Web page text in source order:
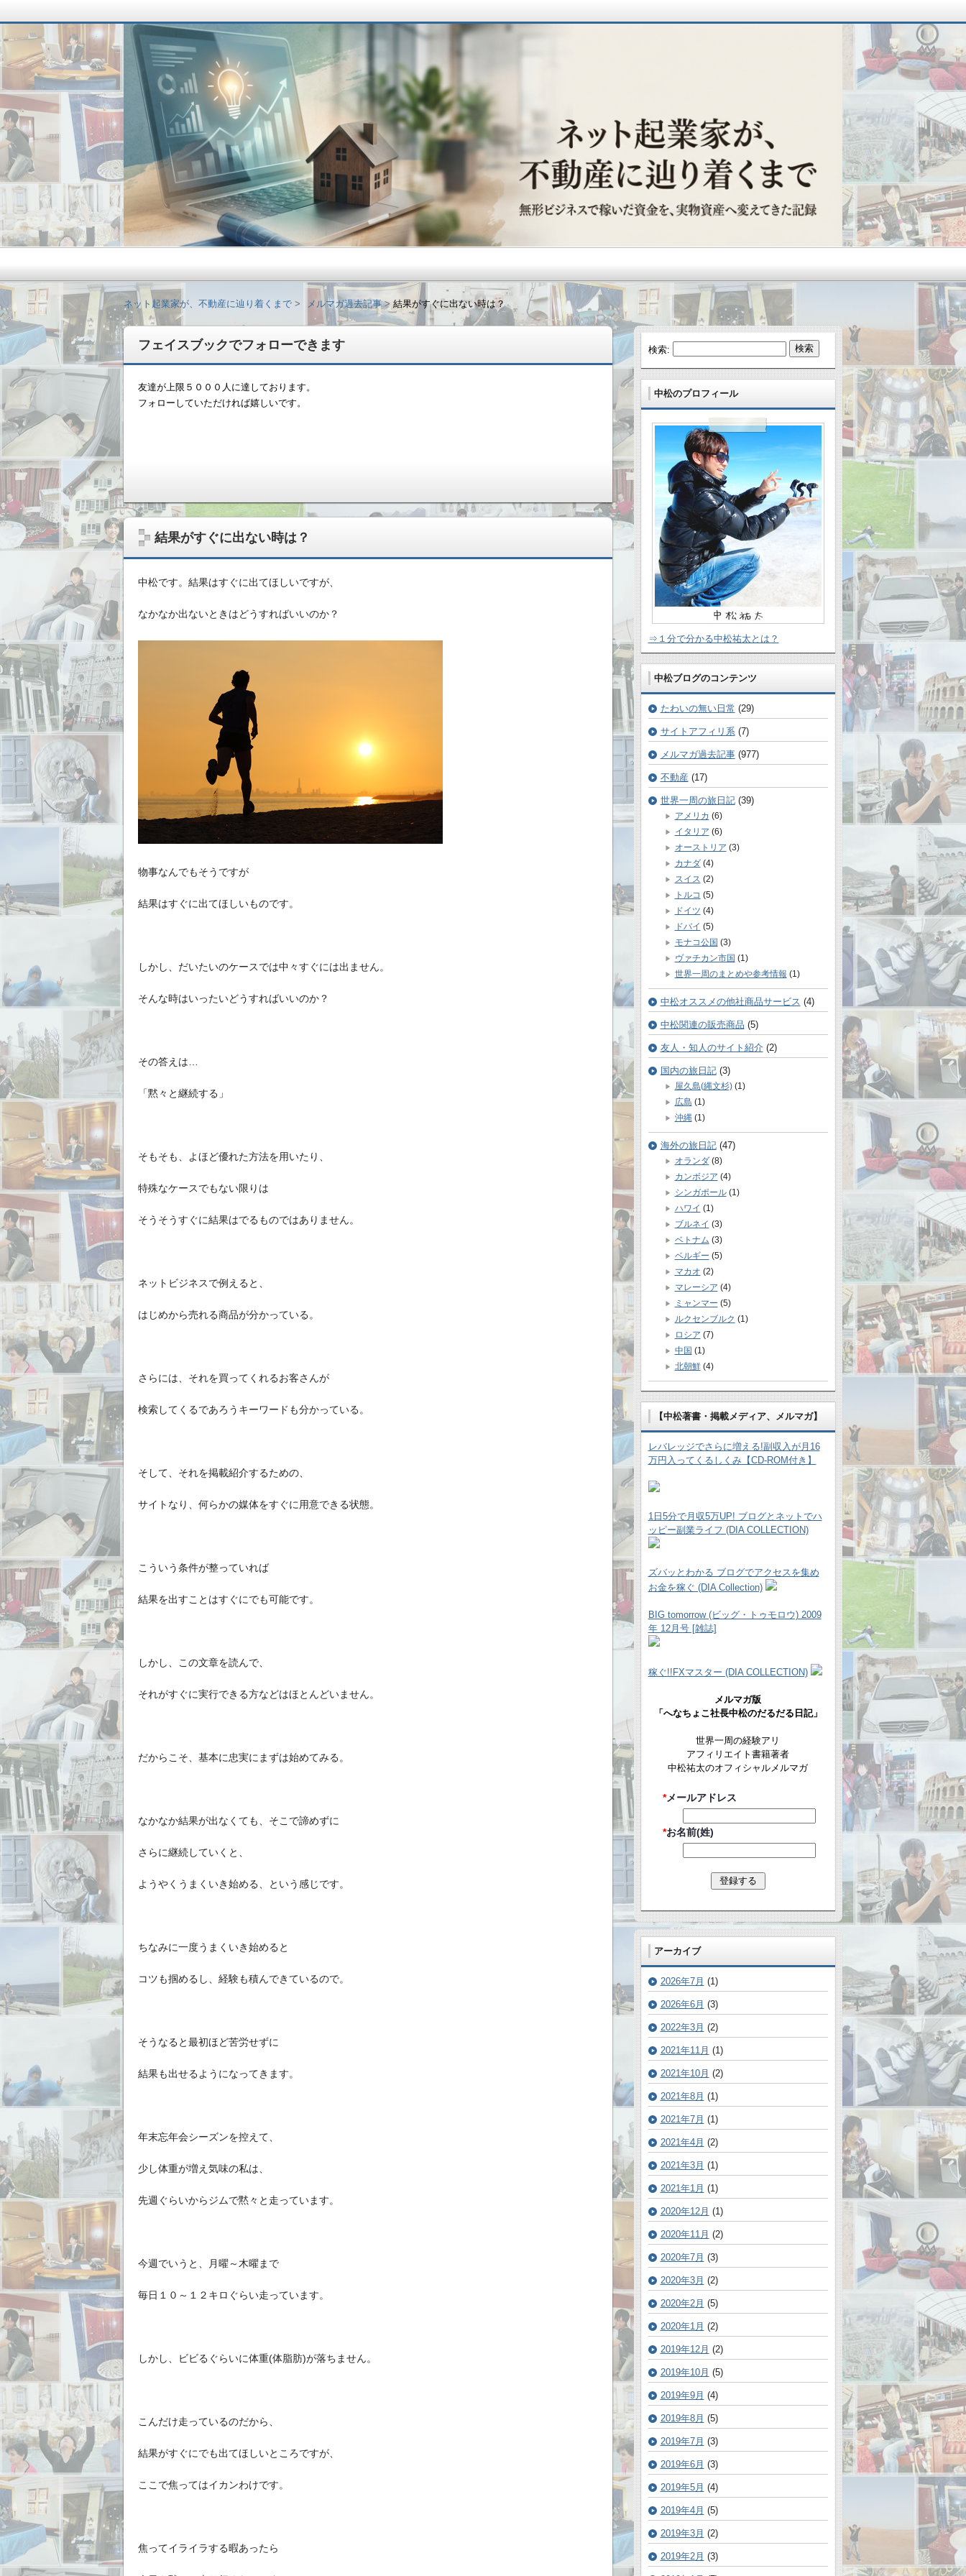
フェイスブックでフォローできます
友達が上限５０００人に達しております。
フォローしていただければ嬉しいです。
結果がすぐに出ない時は？
中松です。結果はすぐに出てほしいですが、
なかなか出ないときはどうすればいいのか？
物事なんでもそうですが
結果はすぐに出てほしいものです。
しかし、だいたいのケースでは中々すぐには出ません。
そんな時はいったいどうすればいいのか？
その答えは…
「黙々と継続する」
そもそも、よほど優れた方法を用いたり、
特殊なケースでもない限りは
そうそうすぐに結果はでるものではありません。
ネットビジネスで例えると、
はじめから売れる商品が分かっている。
さらには、それを買ってくれるお客さんが
検索してくるであろうキーワードも分かっている。
そして、それを掲載紹介するための、
サイトなり、何らかの媒体をすぐに用意できる状態。
こういう条件が整っていれば
結果を出すことはすぐにでも可能です。
しかし、この文章を読んで、
それがすぐに実行できる方などはほとんどいません。
だからこそ、基本に忠実にまずは始めてみる。
なかなか結果が出なくても、そこで諦めずに
さらに継続していくと、
ようやくうまくいき始める、という感じです。
ちなみに一度うまくいき始めると
コツも掴めるし、経験も積んできているので。
そうなると最初ほど苦労せずに
結果も出せるようになってきます。
年末忘年会シーズンを控えて、
少し体重が増え気味の私は、
先週ぐらいからジムで黙々と走っています。
今週でいうと、月曜～木曜まで
毎日１０～１２キロぐらい走っています。
しかし、ビビるぐらいに体重(体脂肪)が落ちません。
こんだけ走っているのだから、
結果がすぐにでも出てほしいところですが、
ここで焦ってはイカンわけです。
焦ってイライラする暇あったら
検索:
中松のプロフィール
⇒１分で分かる中松祐太とは？
中松ブログのコンテンツ
たわいの無い日常 (29)
サイトアフィリ系(7)
メルマガ過去記事(977)
不動産 (17)
世界一周の旅日記(39)
アメリカ (6)
イタリア (6)
オーストリア (3)
カナダ(4)
スイス (2)
トルコ (5)
ドイツ (4)
ドバイ (5)
モナコ公国 (3)
ヴァチカン市国 (1)
世界一周のまとめや参考情報 (1)
中松オススメの他社商品サービス (4)
中松関連の販売商品 (5)
友人・知人のサイト紹介(2)
国内の旅日記(3)
屋久島(縄文杉)(1)
広島 (1)
沖縄(1)
海外の旅日記(47)
オランダ(8)
カンボジア (4)
シンガポール(1)
ハワイ (1)
ブルネイ (3)
ベトナム (3)
ベルギー (5)
マカオ (2)
マレーシア (4)
ミャンマー (5)
ルクセンブルク (1)
ロシア (7)
中国 (1)
北朝鮮(4)
【中松著書・掲載メディア、メルマガ】
レバレッジでさらに増える!副収入が月16
万円入ってくるしくみ【CD-ROM付き】
1日5分で月収5万UP! ブログとネットでハ
ッピー副業ライフ (DIA COLLECTION)
ズバッとわかる ブログでアクセスを集め
お金を稼ぐ (DIA Collection)
BIG tomorrow (ビッグ・トゥモロウ) 2009
年 12月号 [雑誌]
稼ぐ!!FXマスター (DIA COLLECTION)
メルマガ版
「へなちょこ社長中松のだるだる日記」
世界一周の経験アリ
アフィリエイト書籍著者
中松祐太のオフィシャルメルマガ
*メールアドレス
*お名前(姓)
アーカイブ
2026年7月 (1)
2026年6月 (3)
2022年3月 (2)
2021年11月 (1)
2021年10月 (2)
2021年8月 (1)
2021年7月 (1)
2021年4月 (2)
2021年3月 (1)
2021年1月 (1)
2020年12月 (1)
2020年11月 (2)
2020年7月 (3)
2020年3月 (2)
2020年2月 (5)
2020年1月 (2)
2019年12月 (2)
2019年10月 (5)
2019年9月 (4)
2019年8月 (5)
2019年7月 (3)
2019年6月 (3)
2019年5月 (4)
2019年4月 (5)
2019年3月 (2)
2019年2月 (3)
ネット起業家が、不動産に辿り着くまで メルマガ過去記事 結果がすぐに出ない時は？
ネット起業家が、不動産に辿り着くまで
無形ビジネスで稼いだ資金を、実物資産へ変えてきた記録